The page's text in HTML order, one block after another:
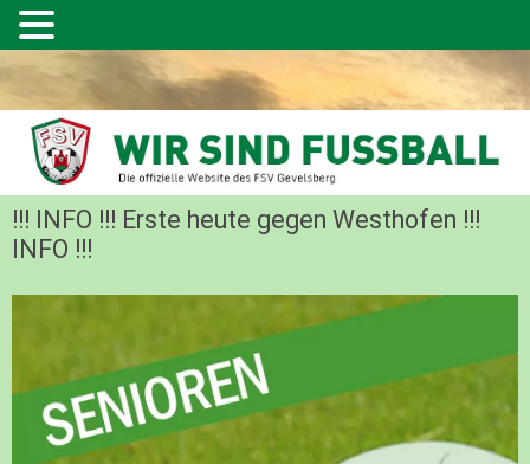
!!! INFO !!! Erste heute gegen Westhofen !!!
INFO !!!